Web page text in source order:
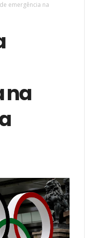
emergência na
na